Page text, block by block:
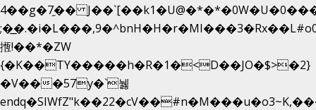
�4�g�7֦�� J��`[��k1�U@�*�*�0W�U�0����_������äp�)2>�`@n����5DW˃��
揯!��*�ZW
{�K��TY�����h�R�1�<D��JO�$>�2}
�V���57y�`뉋